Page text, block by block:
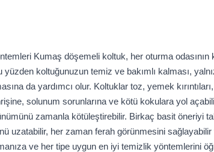
Kumaş döşemeli koltuk, her oturma
yüzden koltuğunuzun temiz ve bakımlı kalması,
da yardımcı olur. Koltuklar toz, yemek
solunum sorunlarına ve kötü kokulara yol
zamanla kötüleştirebilir. Birkaç basit öneriyi
uzatabilir, her zaman ferah görünmesini sağlayabilir
ve her tipe uygun en iyi temizlik yöntemlerini